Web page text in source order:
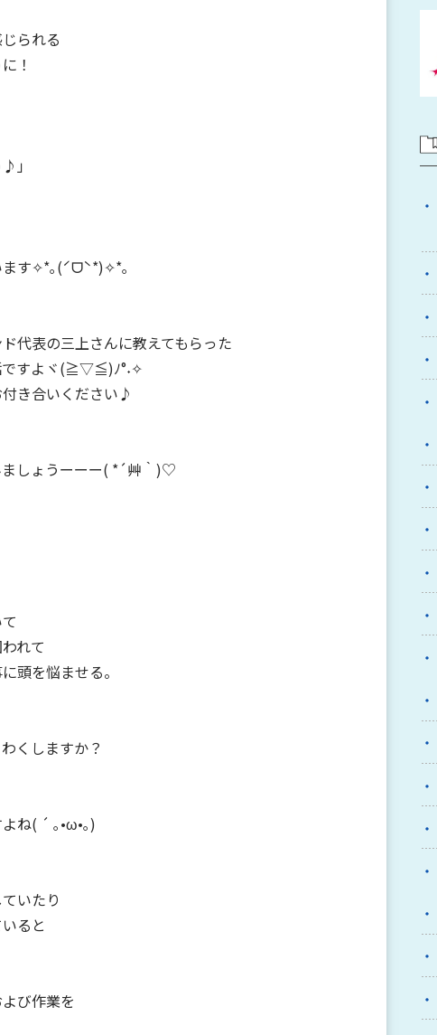
られる
！
」
ます✧*｡(ˊᗜˋ*)✧*｡
代表の三上さんに教えてもらった
ですよヾ(≧▽≦)ﾉ°˖✧
き合いください♪
しょうーーー( *´艸｀)♡
れて
頭を悩ませる。
くしますか？
ね( ´ ｡•ω•｡)
いたり
ると
び作業を